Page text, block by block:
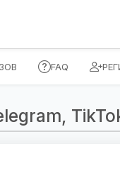
FAQ